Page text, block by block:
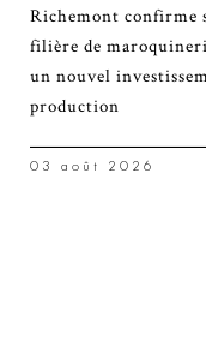
Richemont confirme
filière de
un nouvel
production
03 août 2026